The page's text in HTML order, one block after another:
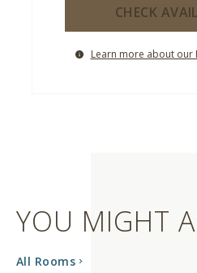
CHECK
Learn more about our
YOU MIGHT
All Rooms